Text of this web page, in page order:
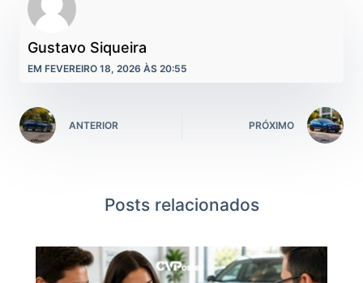
Gustavo Siqueira
EM FEVEREIRO 18, 2026 ÀS 20:55
ANTERIOR PRÓXIMO
Posts relacionados